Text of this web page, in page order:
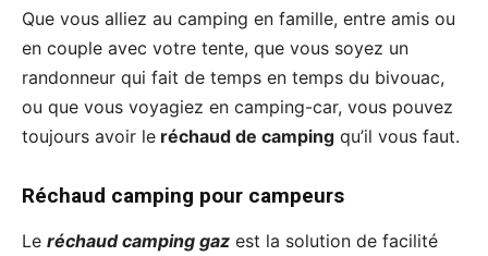
Que vous alliez au camping en famille, entre amis ou
en couple avec votre tente, que vous soyez un
randonneur qui fait de temps en temps du bivouac,
ou que vous voyagiez en camping-car, vous pouvez
toujours avoir le réchaud de camping qu’il vous faut.
Réchaud camping pour campeurs
Le réchaud camping gaz est la solution de facilité